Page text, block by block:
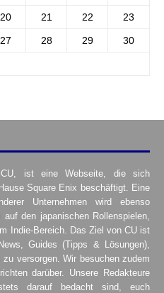
20 21 22 23
27 28 29 30
CU, ist eine Webseite, die sich
Square Enix beschäftigt. Eine
Unternehmen wird ebenso
den japanischen Rollenspielen,
Indie-Bereich. Das Ziel von CU ist
Guides (Tipps & Lösungen),
versorgen. Wir besuchen zudem
darüber. Unsere Redakteure
darauf bedacht sind, euch